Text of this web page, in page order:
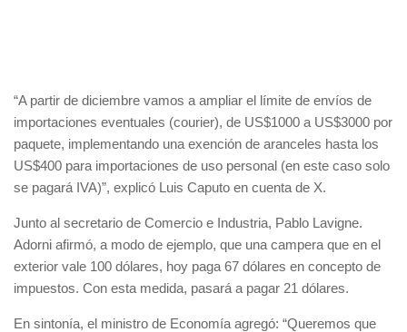
“A partir de diciembre vamos a ampliar el límite de envíos de
importaciones eventuales (courier), de US$1000 a US$3000 por
paquete, implementando una exención de aranceles hasta los
US$400 para importaciones de uso personal (en este caso solo
se pagará IVA)”, explicó Luis Caputo en cuenta de X.
Junto al secretario de Comercio e Industria, Pablo Lavigne.
Adorni afirmó, a modo de ejemplo, que una campera que en el
exterior vale 100 dólares, hoy paga 67 dólares en concepto de
impuestos. Con esta medida, pasará a pagar 21 dólares.
En sintonía, el ministro de Economía agregó: “Queremos que